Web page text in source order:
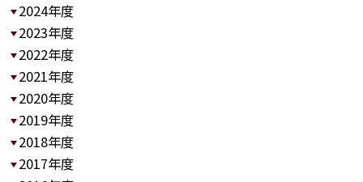
2024年度
2023年度
2022年度
2021年度
2020年度
2019年度
2018年度
2017年度